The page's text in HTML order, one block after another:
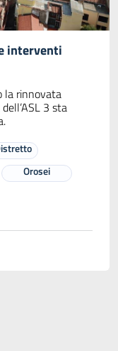
interventi
la rinnovata
3 sta
Orosei